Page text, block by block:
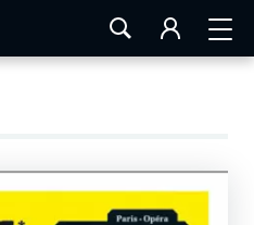
LA ROCHELLE